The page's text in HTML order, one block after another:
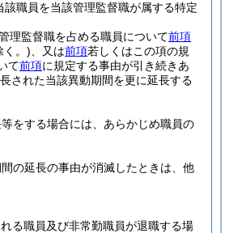
職員を当該管理監督職が属する特定
理監督職を占める職員について前項
く。) 、又は前項若しくはこの項の規
て前項に規定する事由が引き続きあ
された当該異動期間を更に延長する
をする場合には、あらかじめ職員の
の延長の事由が消滅したときは、他
る職員及び非常勤職員が退職する場